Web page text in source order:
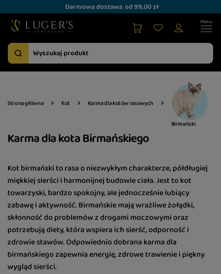
Darmowa dostawa od 99,00 zł
Strona główna Kot Karma dla kotów rasowych
Birmański
Karma dla kota Birmańskiego
Kot birmański to rasa o niezwykłym charakterze, półdługiej
miękkiej sierści i harmonijnej budowie ciała. Jest to kot
towarzyski, bardzo spokojny, ale jednocześnie lubiący
zabawę i aktywność. Birmańskie mają wrażliwe żołądki,
skłonność do problemów z drogami moczowymi oraz
potrzebują diety, która wspiera ich sierść, odporność i
zdrowie stawów. Odpowiednio dobrana karma dla
birmańskiego zapewnia energię, zdrowe trawienie i piękny
wygląd sierści.